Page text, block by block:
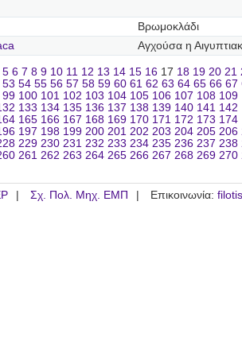
Βρωμοκλάδι
Αγχούσα η
5 6 7 8 9 10 11 12 13 14 15 16 17 18 19 20 21
53 54 55 56 57 58 59 60 61 62 63 64 65 66 67
99 100 101 102 103 104 105 106 107 108 109
133 134 135 136 137 138 139 140 141 142
165 166 167 168 169 170 171 172 173 174
197 198 199 200 201 202 203 204 205 206
229 230 231 232 233 234 235 236 237 238
261 262 263 264 265 266 267 268 269 270
Σχ. Πολ. Μηχ. ΕΜΠ Επικοινωνία: